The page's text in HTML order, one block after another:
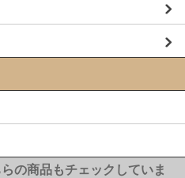
の商品もチェックしていま